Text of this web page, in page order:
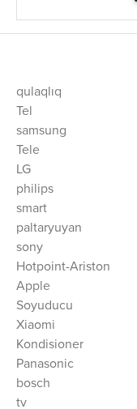
qulaqlıq
Tel
samsung
Tele
LG
philips
smart
paltaryuyan
sony
Hotpoint-Ariston
Apple
Soyuducu
Xiaomi
Kondisioner
Panasonic
bosch
tv